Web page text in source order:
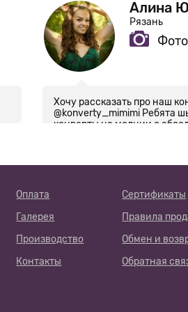
Алина
Рязань
Хочу рассказать про наш
@konverty_mimimi Ребята
конверты на молнии с
дома лежать в нем с
Оплата
Сертификаты
Галерея
Правила
Производство
Обмен и
Контакты Обратная